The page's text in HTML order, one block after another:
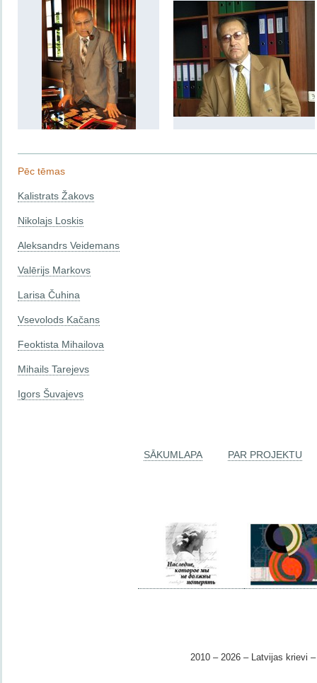
Pēc tēmas
Kalistrats Žakovs
Nikolajs Loskis
Aleksandrs Veidemans
Valērijs Markovs
Larisa Čuhina
Vsevolods Kačans
Feoktista Mihailova
Mihails Tarejevs
Igors Šuvajevs
SĀKUMLAPA PAR PROJEKTU
2010 – 2026 – Latvijas krievi –